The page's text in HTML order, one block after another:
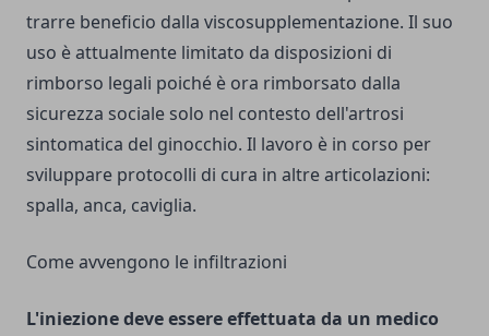
trarre beneficio dalla viscosupplementazione. Il suo
uso è attualmente limitato da disposizioni di
rimborso legali poiché è ora rimborsato dalla
sicurezza sociale solo nel contesto dell'artrosi
sintomatica del ginocchio. Il lavoro è in corso per
sviluppare protocolli di cura in altre articolazioni:
spalla, anca, caviglia.
Come avvengono le infiltrazioni
L'iniezione deve essere effettuata da un medico